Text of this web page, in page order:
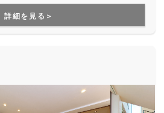
詳細を見る＞